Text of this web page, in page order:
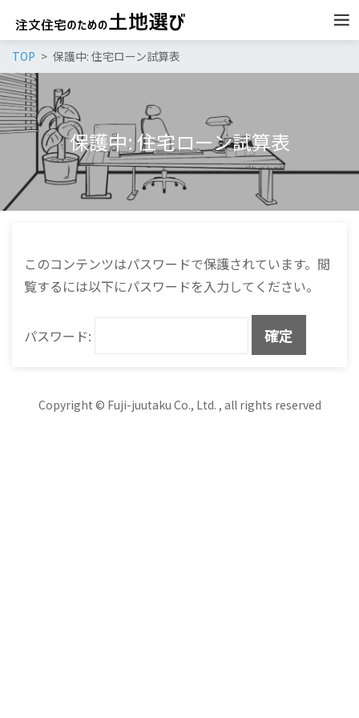
TOP 保護中: 住宅ローン試算表
保護中: 住宅ローン試算表
このコンテンツはパスワードで保護されています。閲
覧するには以下にパスワードを入力してください。
パスワード:
Copyright © Fuji-juutaku Co., Ltd. , all rights reserved